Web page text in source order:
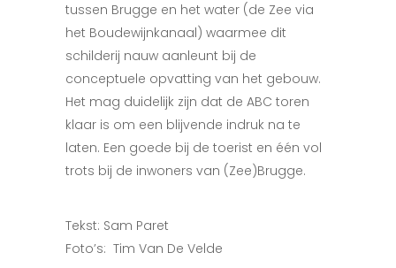
tussen Brugge en het water (de Zee via
het Boudewijnkanaal) waarmee dit
schilderij nauw aanleunt bij de
conceptuele opvatting van het gebouw.
Het mag duidelijk zijn dat de ABC toren
klaar is om een blijvende indruk na te
laten. Een goede bij de toerist en één vol
trots bij de inwoners van (Zee)Brugge.
Tekst: Sam Paret
Foto’s: Tim Van De Velde